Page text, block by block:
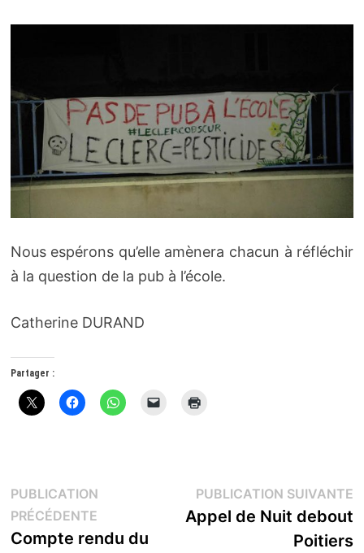
Nous espérons qu’elle amènera chacun à réfléchir
à la question de la pub à l’école.
Catherine DURAND
Partager :
Navigation
de
PUBLICATION
PRÉCÉDENTEPublication
précédente :
Compte rendu du
PUBLICATION SUIVANTE
Appel de Nuit debout
Poitiers